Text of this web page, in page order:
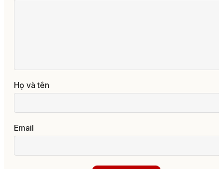
Họ và tên
Email